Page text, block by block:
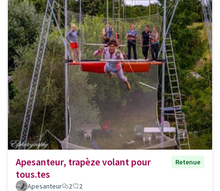
Apesanteur, trapèze volant pour
tous.tes
Retenue
Apesanteur 2 2